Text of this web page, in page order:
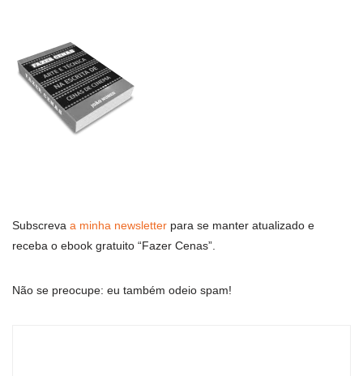
Subscreva a minha newsletter para se manter atualizado e
receba o ebook gratuito “Fazer Cenas”.
Não se preocupe: eu também odeio spam!